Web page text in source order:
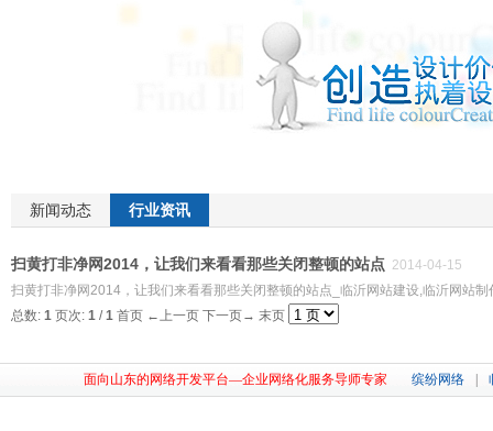
新闻动态 行业资讯
扫黄打非净网2014，让我们来看看那些关闭整顿的站点 2014-04-15
扫黄打非净网2014，让我们来看看那些关闭整顿的站点_临沂网站建设,临沂网站
总数: 1 页次: 1 /1 首页 ←上一页 下一页→ 末页
面向山东的网络开发平台—企业网络化服务导师专家 缤纷网络